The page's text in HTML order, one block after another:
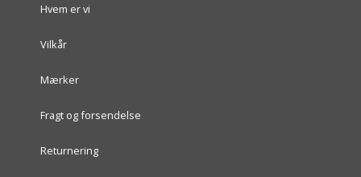
Hvem er vi
Vilkår
Mærker
Fragt og forsendelse
Returnering